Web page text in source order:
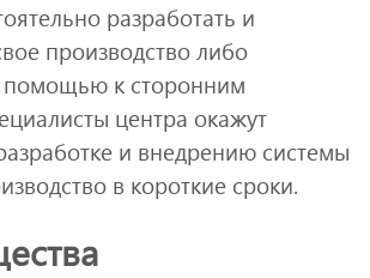
разработать и
производство либо
помощью к сторонним
центра окажут
и внедрению системы
в короткие сроки.